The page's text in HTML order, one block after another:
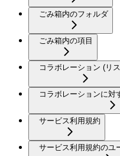
ごみ箱内のフォルダ
ごみ箱内の項目
コラボレーション (リ
コラボレーションに対
サービス利用規約
サービス利用規約のユ